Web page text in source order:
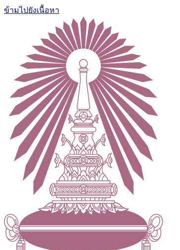
ข้ามไปยังเนื้อหา